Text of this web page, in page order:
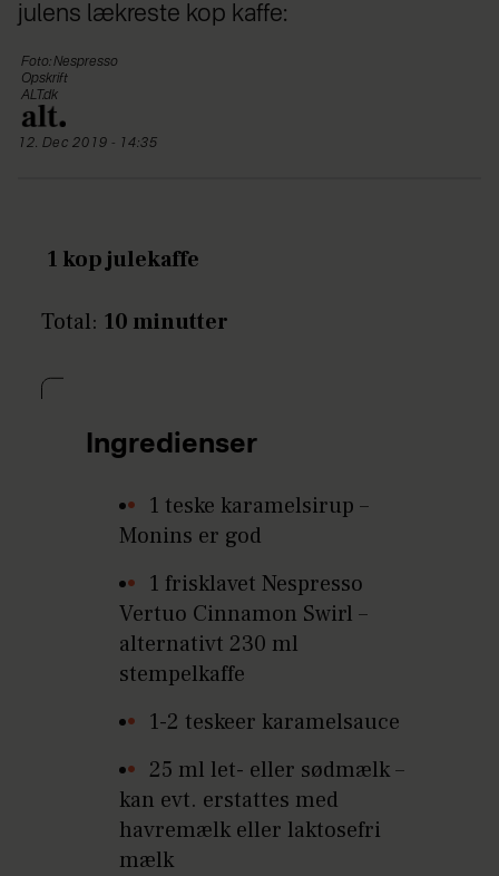
julens lækreste kop kaffe:
Foto: Nespresso
Opskrift
ALT.dk
12. Dec 2019 - 14:35
1 kop julekaffe
Total: 10 minutter
Ingredienser
1 teske karamelsirup –
Monins er god
1 frisklavet Nespresso
Vertuo Cinnamon Swirl –
alternativt 230 ml
stempelkaffe
1-2 teskeer karamelsauce
25 ml let- eller sødmælk –
kan evt. erstattes med
havremælk eller laktosefri
mælk